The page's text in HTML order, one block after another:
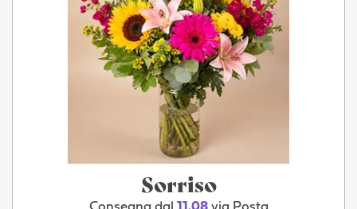
Sorriso